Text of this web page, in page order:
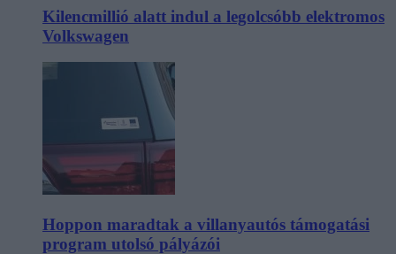
Kilencmillió alatt indul a legolcsóbb elektromos
Volkswagen
Hoppon maradtak a villanyautós támogatási
program utolsó pályázói